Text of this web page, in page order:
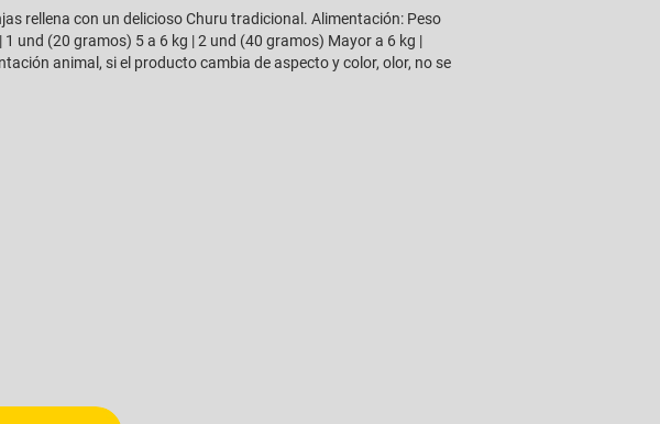
rellena con un delicioso Churu tradicional. Alimentación: Peso
und (20 gramos) 5 a 6 kg | 2 und (40 gramos) Mayor a 6 kg |
animal, si el producto cambia de aspecto y color, olor, no se